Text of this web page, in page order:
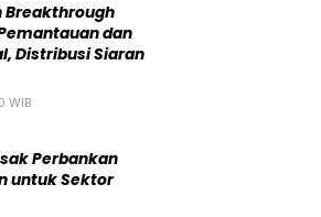
Breakthrough
dan
Distribusi Siaran
WIB
Perbankan
untuk Sektor